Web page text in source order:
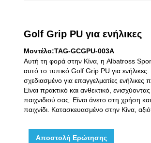
Golf Grip PU για ενήλικες
Μοντέλο:TAG-GCGPU-003A
Αυτή τη φορά στην Κίνα, η Albatross
αυτό το τυπικό Golf Grip PU για ενήλικες.
σχεδιασμένο για επαγγελματίες ενήλικες
Είναι πρακτικό και ανθεκτικό,
παιχνιδιού σας. Είναι άνετο στη χρήση
παιχνίδι. Κατασκευασμένο στην Κίνα,
Αποστολή Ερώτησης